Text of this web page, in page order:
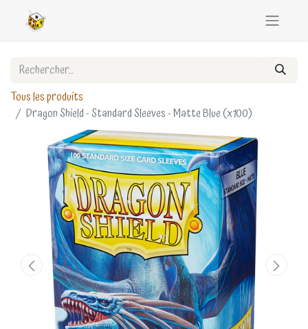
Tous les produits
Dragon Shield - Standard Sleeves - Matte Blue (x100)